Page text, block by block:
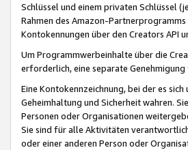
Schlüssel und einem privaten Schlüssel
Rahmen des Amazon-
Kontokennungen über den Creators API
Um Programmwerbeinhalte über die
erforderlich, eine separate
Eine Kontokennzeichnung, bei der es
Geheimhaltung und Sicherheit wahren.
Personen oder Organisationen
Sie sind für alle Aktivitäten
oder einer anderen Person oder